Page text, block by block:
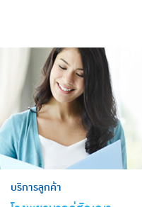
บริการลูกค้า